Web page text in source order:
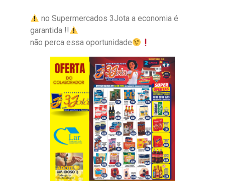
no Supermercados 3Jota a economia é
garantida !!
não perca essa oportunidade